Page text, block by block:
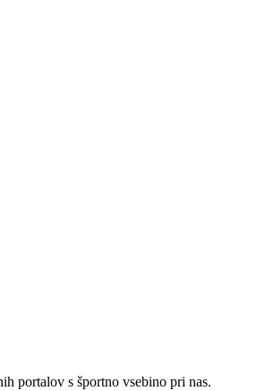
portalov s športno vsebino pri nas.